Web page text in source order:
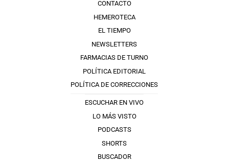
CONTACTO
HEMEROTECA
EL TIEMPO
NEWSLETTERS
FARMACIAS DE TURNO
POLÍTICA EDITORIAL
POLÍTICA DE CORRECCIONES
ESCUCHAR EN VIVO
LO MÁS VISTO
PODCASTS
SHORTS
BUSCADOR